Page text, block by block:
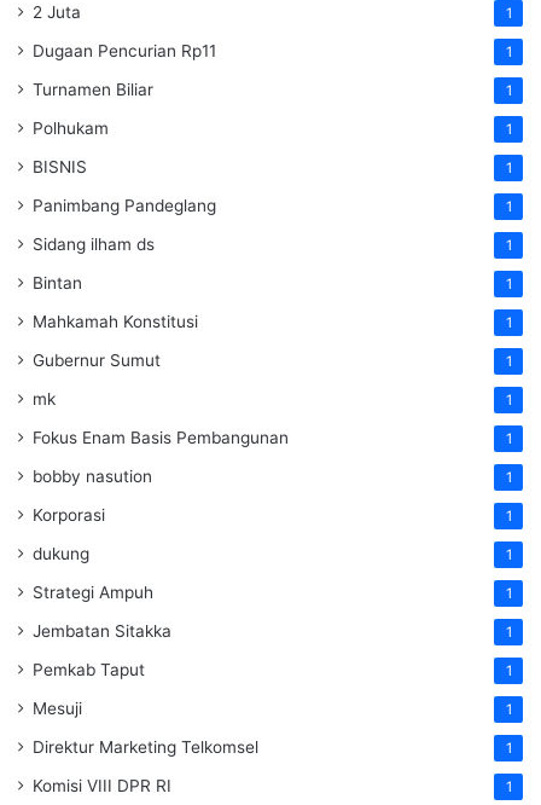
2 Juta 1
Dugaan Pencurian Rp11 1
Turnamen Biliar 1
Polhukam 1
BISNIS 1
Panimbang Pandeglang 1
Sidang ilham ds 1
Bintan 1
Mahkamah Konstitusi 1
Gubernur Sumut 1
mk 1
Fokus Enam Basis Pembangunan 1
bobby nasution 1
Korporasi 1
dukung 1
Strategi Ampuh 1
Jembatan Sitakka 1
Pemkab Taput 1
Mesuji 1
Direktur Marketing Telkomsel 1
Komisi VIII DPR RI 1